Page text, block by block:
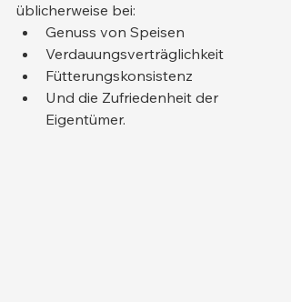
üblicherweise bei:
Genuss von Speisen
Verdauungsverträglichkeit
Fütterungskonsistenz
Und die Zufriedenheit der
Eigentümer.